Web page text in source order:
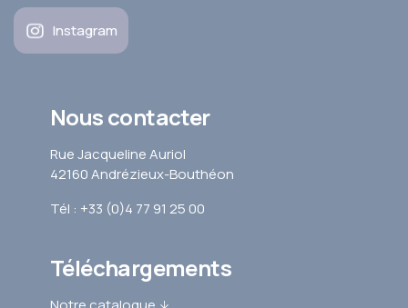
Instagram
Nous contacter
Rue Jacqueline Auriol
42160 Andrézieux-Bouthéon
Tél : +33 (0)4 77 91 25 00
Téléchargements